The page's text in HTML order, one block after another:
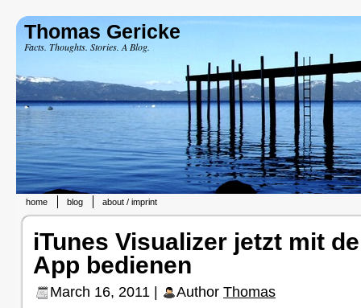
Thomas Gericke
Facts. Thoughts. Stories. A Blog.
home blog about / imprint
iTunes Visualizer jetzt mit
App bedienen
March 16, 2011 | Author Thomas